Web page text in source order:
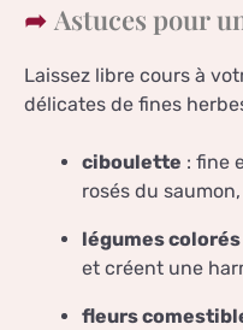
Astuces pour
Laissez libre cours à
délicates de fines
ciboulette : fine
rosés du
légumes colorés
et créent une
fleurs